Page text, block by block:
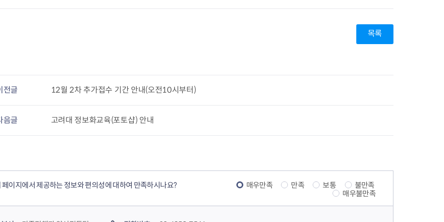
목록
전글 12월 2차 추가접수 기간 안내(오전10시부터)
음글 고려대 정보화교육(포토샵) 안내
페이지에서 제공하는 정보와 편의성에 대하여 만족하시나요? 매우만족 만족 보통
불만족
매우불만족